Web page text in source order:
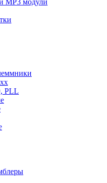
MP3 модули
PLL